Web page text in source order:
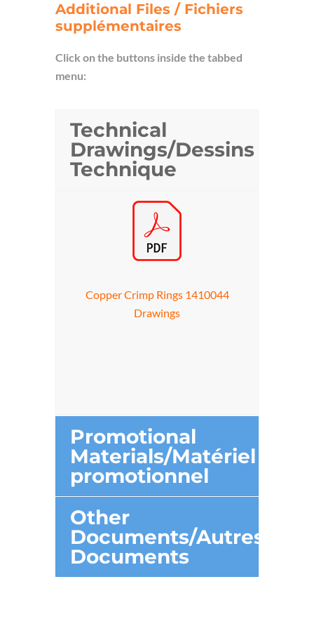
Additional Files / Fichiers
supplémentaires
Click on the buttons inside the tabbed
menu:
Technical
Drawings/Dessins
Technique
Copper Crimp Rings 1410044
Drawings
Promotional
Materials/Matériel
promotionnel
Other
Documents/Autres
Documents